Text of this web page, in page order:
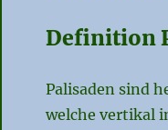
Definition
Palisaden sind
welche vertikal